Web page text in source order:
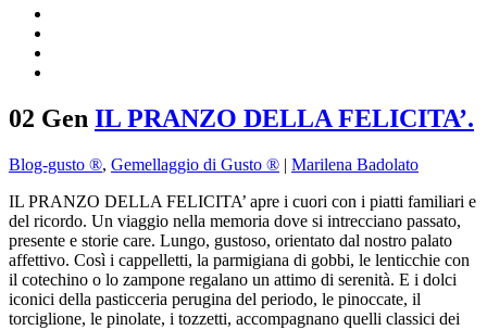
02 Gen IL PRANZO DELLA FELICITA’.
Blog-gusto ®, Gemellaggio di Gusto ® | Marilena Badolato
IL PRANZO DELLA FELICITA’ apre i cuori con i piatti familiari e
del ricordo. Un viaggio nella memoria dove si intrecciano passato,
presente e storie care. Lungo, gustoso, orientato dal nostro palato
affettivo. Così i cappelletti, la parmigiana di gobbi, le lenticchie con
il cotechino o lo zampone regalano un attimo di serenità. E i dolci
iconici della pasticceria perugina del periodo, le pinoccate, il
torciglione, le pinolate, i tozzetti, accompagnano quelli classici dei